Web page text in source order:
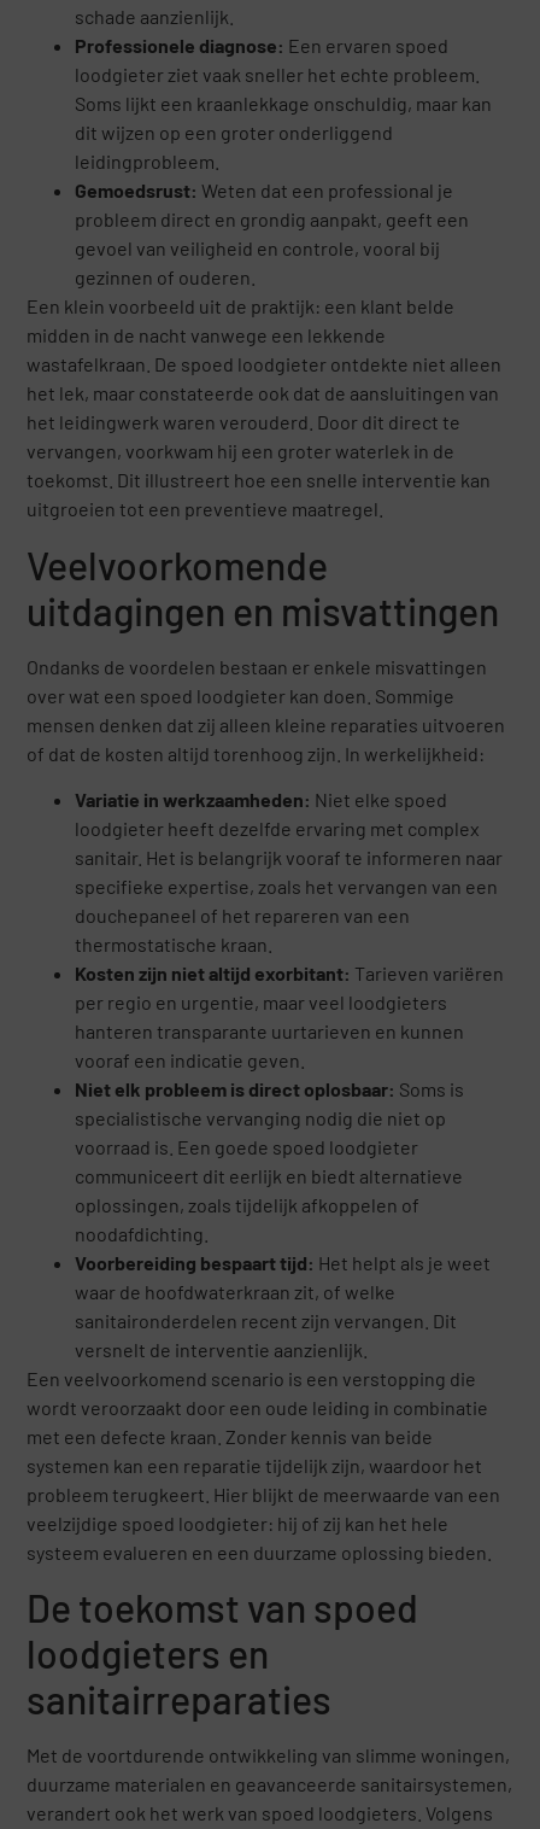
schade aanzienlijk.
Professionele diagnose: Een ervaren spoed
loodgieter ziet vaak sneller het echte probleem.
Soms lijkt een kraanlekkage onschuldig, maar kan
dit wijzen op een groter onderliggend
leidingprobleem.
Gemoedsrust: Weten dat een professional je
probleem direct en grondig aanpakt, geeft een
gevoel van veiligheid en controle, vooral bij
gezinnen of ouderen.
Een klein voorbeeld uit de praktijk: een klant belde
midden in de nacht vanwege een lekkende
wastafelkraan. De spoed loodgieter ontdekte niet alleen
het lek, maar constateerde ook dat de aansluitingen van
het leidingwerk waren verouderd. Door dit direct te
vervangen, voorkwam hij een groter waterlek in de
toekomst. Dit illustreert hoe een snelle interventie kan
uitgroeien tot een preventieve maatregel.
Veelvoorkomende
uitdagingen en misvattingen
Ondanks de voordelen bestaan er enkele misvattingen
over wat een spoed loodgieter kan doen. Sommige
mensen denken dat zij alleen kleine reparaties uitvoeren
of dat de kosten altijd torenhoog zijn. In werkelijkheid:
Variatie in werkzaamheden: Niet elke spoed
loodgieter heeft dezelfde ervaring met complex
sanitair. Het is belangrijk vooraf te informeren naar
specifieke expertise, zoals het vervangen van een
douchepaneel of het repareren van een
thermostatische kraan.
Kosten zijn niet altijd exorbitant: Tarieven variëren
per regio en urgentie, maar veel loodgieters
hanteren transparante uurtarieven en kunnen
vooraf een indicatie geven.
Niet elk probleem is direct oplosbaar: Soms is
specialistische vervanging nodig die niet op
voorraad is. Een goede spoed loodgieter
communiceert dit eerlijk en biedt alternatieve
oplossingen, zoals tijdelijk afkoppelen of
noodafdichting.
Voorbereiding bespaart tijd: Het helpt als je weet
waar de hoofdwaterkraan zit, of welke
sanitaironderdelen recent zijn vervangen. Dit
versnelt de interventie aanzienlijk.
Een veelvoorkomend scenario is een verstopping die
wordt veroorzaakt door een oude leiding in combinatie
met een defecte kraan. Zonder kennis van beide
systemen kan een reparatie tijdelijk zijn, waardoor het
probleem terugkeert. Hier blijkt de meerwaarde van een
veelzijdige spoed loodgieter: hij of zij kan het hele
systeem evalueren en een duurzame oplossing bieden.
De toekomst van spoed
loodgieters en
sanitairreparaties
Met de voortdurende ontwikkeling van slimme woningen,
duurzame materialen en geavanceerde sanitairsystemen,
verandert ook het werk van spoed loodgieters. Volgens